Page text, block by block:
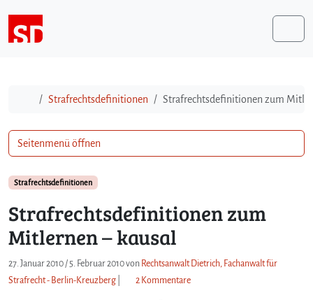
StartStrafrechtsdefinitionen Strafrechtsdefinitionen zum
Strafrechtsdefinitionen
Strafrechtsdefinitionen zum
Mitlernen – kausal
27. Januar 2010 / 5. Februar 2010von Rechtsanwalt Dietrich, Fachanwalt für
Strafrecht - Berlin-Kreuzberg
2 Kommentarez
Seitenmenü öffnen